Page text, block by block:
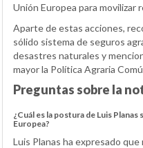
Unión Europea para movilizar
Aparte de estas acciones,
sólido sistema de seguros
desastres naturales y
mayor la Política Agraria
Preguntas sobre la
¿Cuál es la postura de Luis
Europea?
Luis Planas ha expresado